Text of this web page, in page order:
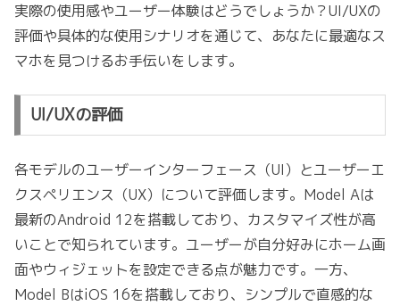
実際の使用感やユーザー体験はどうでしょうか？UI/UXの
評価や具体的な使用シナリオを通じて、あなたに最適なス
マホを見つけるお手伝いをします。
UI/UXの評価
各モデルのユーザーインターフェース（UI）とユーザーエ
クスペリエンス（UX）について評価します。Model Aは
最新のAndroid 12を搭載しており、カスタマイズ性が高
いことで知られています。ユーザーが自分好みにホーム画
面やウィジェットを設定できる点が魅力です。一方、
Model BはiOS 16を搭載しており、シンプルで直感的な